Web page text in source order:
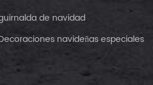
de navidad
navideñas especiales